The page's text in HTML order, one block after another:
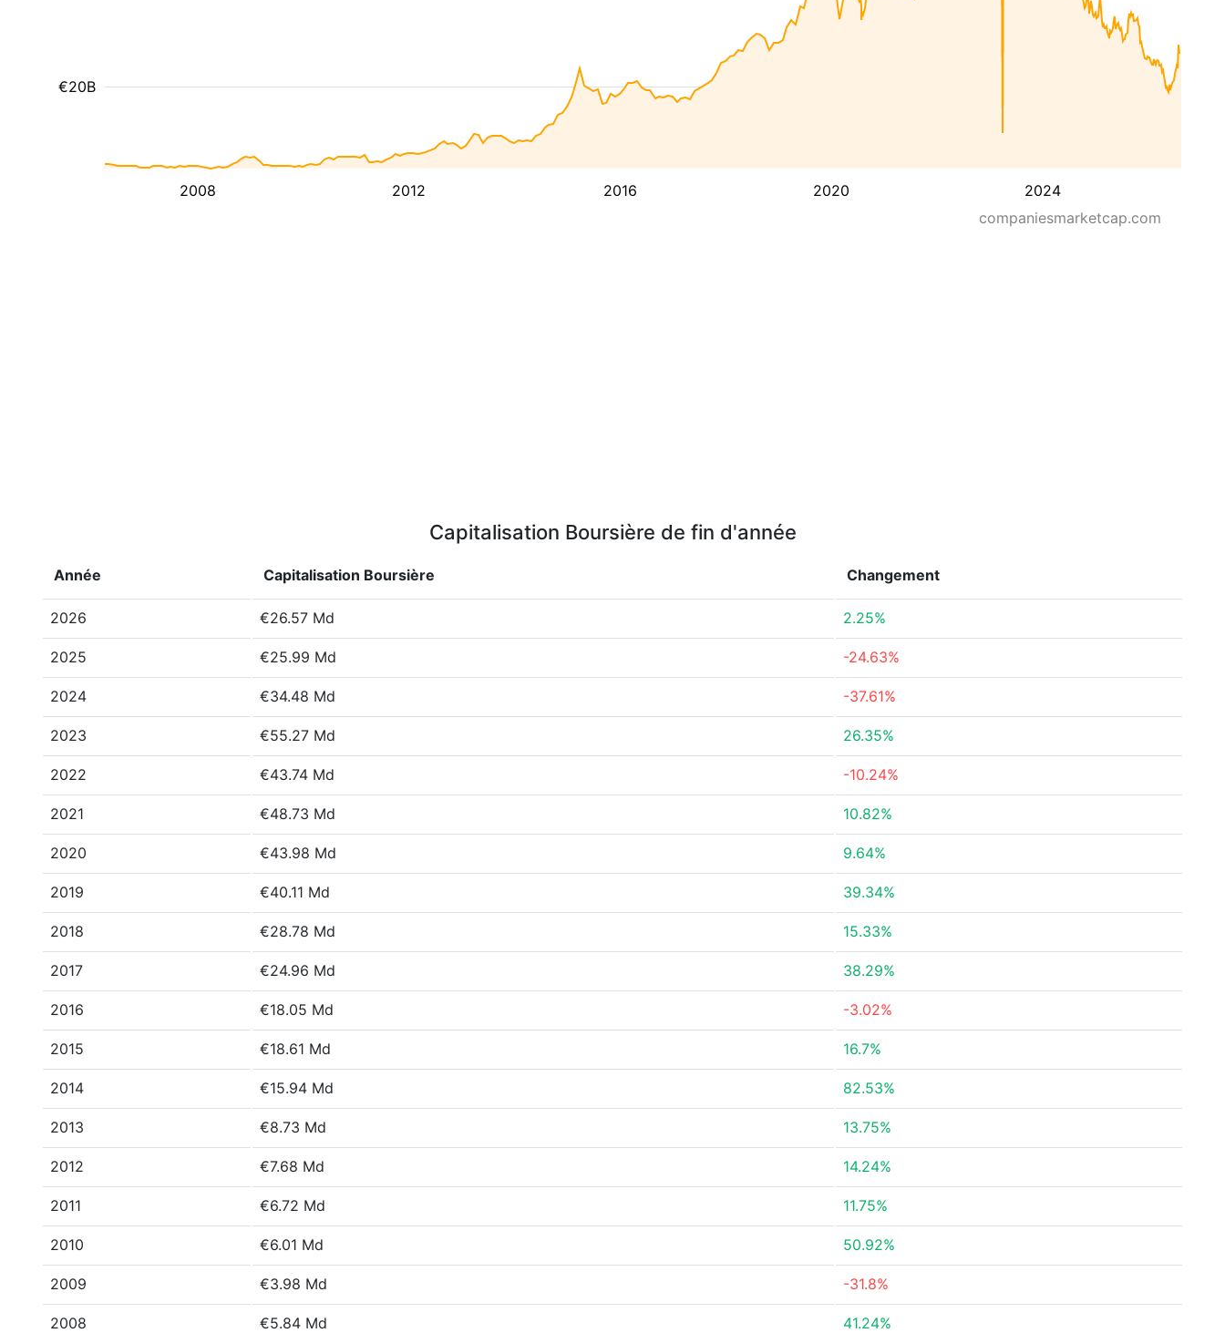
2008 2012 2016 2020 2024
€20B
companiesmarketcap.com
Capitalisation Boursière de fin d'année
Année Capitalisation Boursière Changement
2026 €26.57 Md 2.25%
2025 €25.99 Md -24.63%
2024 €34.48 Md -37.61%
2023 €55.27 Md 26.35%
2022 €43.74 Md -10.24%
2021 €48.73 Md 10.82%
2020 €43.98 Md 9.64%
2019 €40.11 Md 39.34%
2018 €28.78 Md 15.33%
2017 €24.96 Md 38.29%
2016 €18.05 Md -3.02%
2015 €18.61 Md 16.7%
2014 €15.94 Md 82.53%
2013 €8.73 Md 13.75%
2012 €7.68 Md 14.24%
2011 €6.72 Md 11.75%
2010 €6.01 Md 50.92%
2009 €3.98 Md -31.8%
2008 €5.84 Md 41.24%